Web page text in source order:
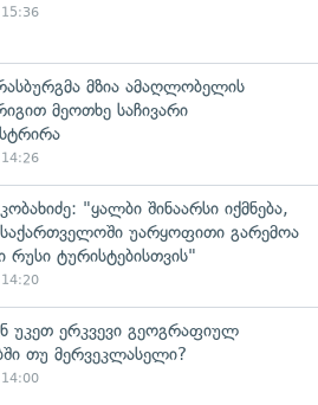
15:36
მზია ამაღლობელის
მეოთხე საჩივარი
14:26
"ყალბი შინაარსი იქმნება,
უარყოფითი გარემოა
რუსი ტურისტებისთვის"
14:20
უკეთ ერკვევი გეოგრაფიულ
თუ მერვეკლასელი?
14:00